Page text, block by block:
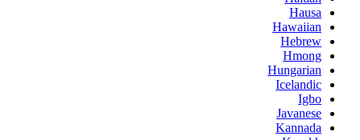
Hausa
Hawaiian
Hebrew
Hmong
Hungarian
Icelandic
Igbo
Javanese
Kannada